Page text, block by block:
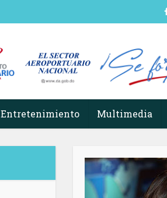
Entretenimiento Multimedia